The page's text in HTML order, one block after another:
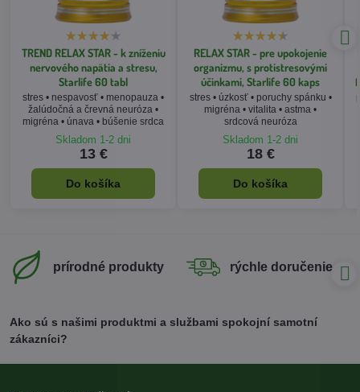
TREND RELAX STAR - k zníženiu
nervového napätia a stresu,
Starlife 60 tabl
stres • nespavosť • menopauza •
žalúdočná a črevná neuróza •
migréna • únava • búšenie srdca
Skladom 1-2 dni
13 €
Do košíka
RELAX STAR - pre upokojenie
organizmu, s protistresovými
účinkami, Starlife 60 kaps
stres • úzkosť • poruchy spánku •
migréna • vitalita • astma •
srdcová neuróza
Skladom 1-2 dni
18 €
Do košíka
prírodné produkty rýchle doručenie
Ako sú s našimi produktmi a službami spokojní samotní
zákazníci?